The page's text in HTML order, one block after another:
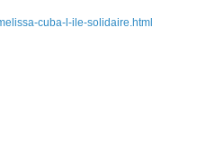
cuba-l-ile-solidaire.html